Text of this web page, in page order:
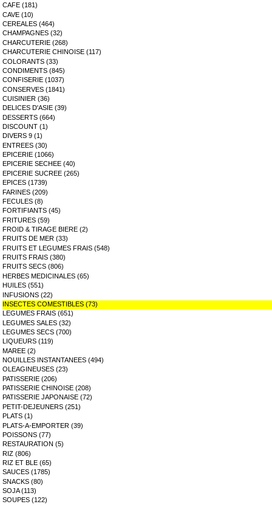
CAFE (181)
CAVE (10)
CEREALES (464)
CHAMPAGNES (32)
CHARCUTERIE (268)
CHARCUTERIE CHINOISE (117)
COLORANTS (33)
CONDIMENTS (845)
CONFISERIE (1037)
CONSERVES (1841)
CUISINIER (36)
DELICES D'ASIE (39)
DESSERTS (664)
DISCOUNT (1)
DIVERS 9 (1)
ENTREES (30)
EPICERIE (1066)
EPICERIE SECHEE (40)
EPICERIE SUCREE (265)
EPICES (1739)
FARINES (209)
FECULES (8)
FORTIFIANTS (45)
FRITURES (59)
FROID & TIRAGE BIERE (2)
FRUITS DE MER (33)
FRUITS ET LEGUMES FRAIS (548)
FRUITS FRAIS (380)
FRUITS SECS (806)
HERBES MEDICINALES (65)
HUILES (551)
INFUSIONS (22)
INSECTES COMESTIBLES (73)
LEGUMES FRAIS (651)
LEGUMES SALES (32)
LEGUMES SECS (700)
LIQUEURS (119)
MAREE (2)
NOUILLES INSTANTANEES (494)
OLEAGINEUSES (23)
PATISSERIE (206)
PATISSERIE CHINOISE (208)
PATISSERIE JAPONAISE (72)
PETIT-DEJEUNERS (251)
PLATS (1)
PLATS-A-EMPORTER (39)
POISSONS (77)
RESTAURATION (5)
RIZ (806)
RIZ ET BLE (65)
SAUCES (1785)
SNACKS (80)
SOJA (113)
SOUPES (122)